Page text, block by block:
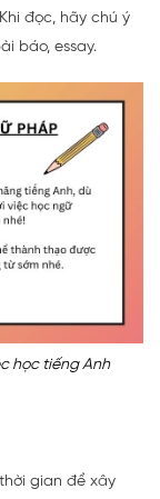
đọc, hãy chú ý
báo, essay.
học tiếng Anh
gian để xây